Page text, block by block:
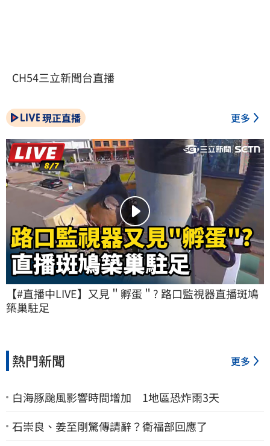
CH54三立新聞台直播
現正直播 更多
【#直播中LIVE】又見＂孵蛋＂? 路口監視器直播斑鳩
築巢駐足
熱門新聞 更多
白海豚颱風影響時間增加 1地區恐炸雨3天
石崇良、姜至剛驚傳請辭？衛福部回應了